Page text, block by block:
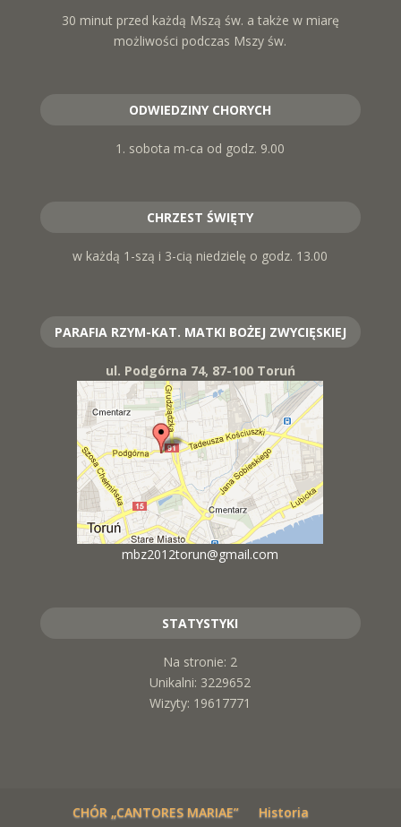
30 minut przed każdą Mszą św. a także w miarę
możliwości podczas Mszy św.
ODWIEDZINY CHORYCH
1. sobota m-ca od godz. 9.00
CHRZEST ŚWIĘTY
w każdą 1-szą i 3-cią niedzielę o godz. 13.00
PARAFIA RZYM-KAT. MATKI BOŻEJ ZWYCIĘSKIEJ
ul. Podgórna 74, 87-100 Toruń
mbz2012torun@gmail.com
STATYSTYKI
Na stronie: 2
Unikalni: 3229652
Wizyty: 19617771
CHÓR „CANTORES MARIAE”
Historia